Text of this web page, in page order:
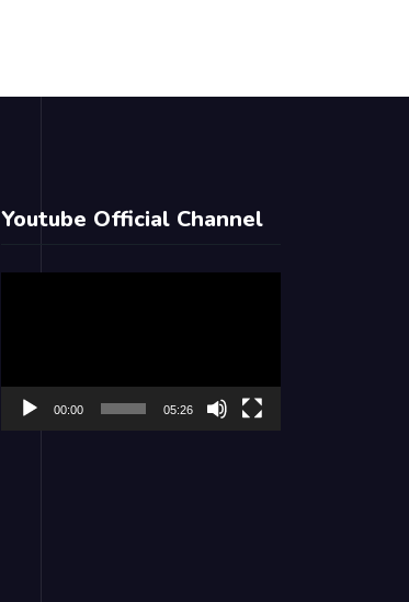
Youtube Official Channel
00:00 05:26